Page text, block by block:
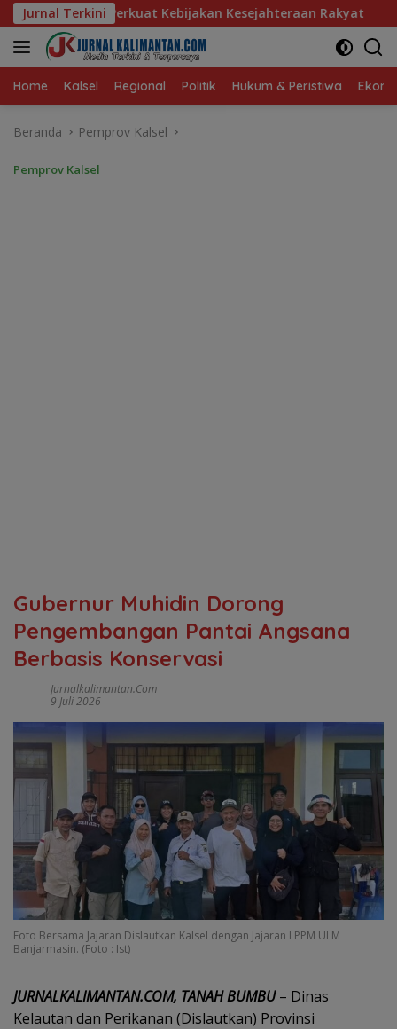
Langsung
ke
konten
Jurnal Terkini
Kesejahteraan Rakyat Baru 10 Persen,
Home Kalsel Regional Politik Hukum & Peristiwa
Beranda Pemprov Kalsel
Pemprov Kalsel
Gubernur Muhidin Dorong
Pengembangan Pantai Angsana
Berbasis Konservasi
Jurnalkalimantan.com
9 Juli 2026
Foto Bersama Jajaran Dislautkan Kalsel dengan Jajaran LPPM ULM
Banjarmasin. (Foto : Ist)
JURNALKALIMANTAN.COM, TANAH BUMBU– Dinas
Kelautan dan Perikanan (Dislautkan) Provinsi